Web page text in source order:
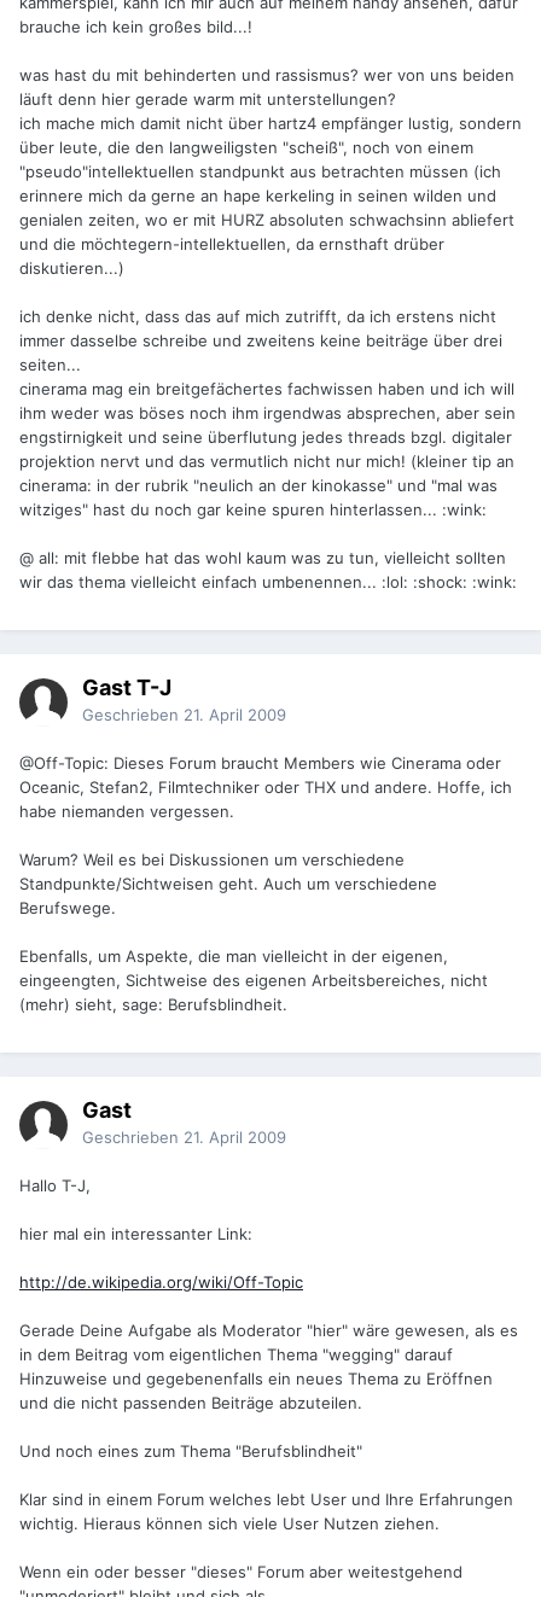
brauche ich kein großes bild...!
was hast du mit behinderten und rassismus? wer von uns beiden
läuft denn hier gerade warm mit unterstellungen?
ich mache mich damit nicht über hartz4 empfänger lustig, sondern
über leute, die den langweiligsten "scheiß", noch von einem
"pseudo"intellektuellen standpunkt aus betrachten müssen (ich
erinnere mich da gerne an hape kerkeling in seinen wilden und
genialen zeiten, wo er mit HURZ absoluten schwachsinn abliefert
und die möchtegern-intellektuellen, da ernsthaft drüber
diskutieren...)
ich denke nicht, dass das auf mich zutrifft, da ich erstens nicht
immer dasselbe schreibe und zweitens keine beiträge über drei
seiten...
cinerama mag ein breitgefächertes fachwissen haben und ich will
ihm weder was böses noch ihm irgendwas absprechen, aber sein
engstirnigkeit und seine überflutung jedes threads bzgl. digitaler
projektion nervt und das vermutlich nicht nur mich! (kleiner tip an
cinerama: in der rubrik "neulich an der kinokasse" und "mal was
witziges" hast du noch gar keine spuren hinterlassen... :wink:
@ all: mit flebbe hat das wohl kaum was zu tun, vielleicht sollten
wir das thema vielleicht einfach umbenennen... :lol: :shock: :wink:
Gast T-J
Geschrieben 21. April 2009
@Off-Topic: Dieses Forum braucht Members wie Cinerama oder
Oceanic, Stefan2, Filmtechniker oder THX und andere. Hoffe, ich
habe niemanden vergessen.
Warum? Weil es bei Diskussionen um verschiedene
Standpunkte/Sichtweisen geht. Auch um verschiedene
Berufswege.
Ebenfalls, um Aspekte, die man vielleicht in der eigenen,
eingeengten, Sichtweise des eigenen Arbeitsbereiches, nicht
(mehr) sieht, sage: Berufsblindheit.
Gast
Geschrieben 21. April 2009
Hallo T-J,
hier mal ein interessanter Link:
http://de.wikipedia.org/wiki/Off-Topic
Gerade Deine Aufgabe als Moderator "hier" wäre gewesen, als es
in dem Beitrag vom eigentlichen Thema "wegging" darauf
Hinzuweise und gegebenenfalls ein neues Thema zu Eröffnen
und die nicht passenden Beiträge abzuteilen.
Und noch eines zum Thema "Berufsblindheit"
Klar sind in einem Forum welches lebt User und Ihre Erfahrungen
wichtig. Hieraus können sich viele User Nutzen ziehen.
Wenn ein oder besser "dieses" Forum aber weitestgehend